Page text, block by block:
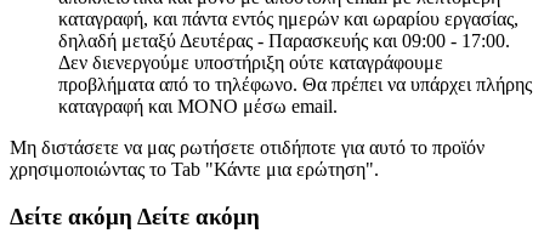
καταγραφή, και πάντα εντός ημερών και ωραρίου εργασίας,
δηλαδή μεταξύ Δευτέρας - Παρασκευής και 09:00 - 17:00.
Δεν διενεργούμε υποστήριξη ούτε καταγράφουμε
προβλήματα από το τηλέφωνο. Θα πρέπει να υπάρχει πλήρης
καταγραφή και ΜΟΝΟ μέσω email.
Μη διστάσετε να μας ρωτήσετε οτιδήποτε για αυτό το προϊόν
χρησιμοποιώντας το Tab "Κάντε μια ερώτηση".
Δείτε ακόμη Δείτε ακόμη